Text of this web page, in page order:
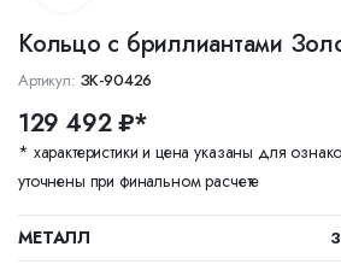
Кольцо с бриллиантами
Артикул: ЗК-90426
129 492 ₽*
* характеристики и цена указаны для
уточнены при финальном расчете
МЕТАЛЛ